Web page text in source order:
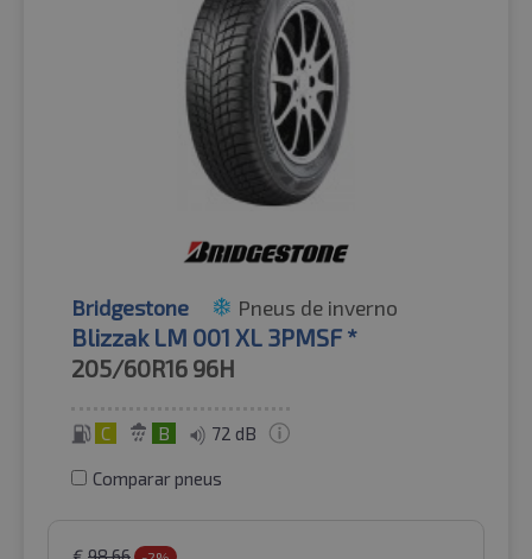
Bridgestone Pneus de inverno
Blizzak LM 001 XL 3PMSF *
205/60R16 96H
C B 72 dB
Comparar pneus